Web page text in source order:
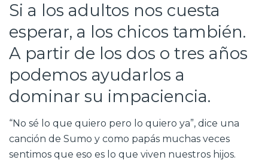
Si a los adultos nos cuesta
esperar, a los chicos también.
A partir de los dos o tres años
podemos ayudarlos a
dominar su impaciencia.
“No sé lo que quiero pero lo quiero ya”, dice una
canción de Sumo y como papás muchas veces
sentimos que eso es lo que viven nuestros hijos.